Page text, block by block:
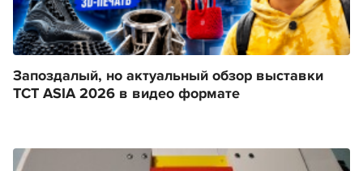
Запоздалый, но актуальный обзор выставки
TCT ASIA 2026 в видео формате